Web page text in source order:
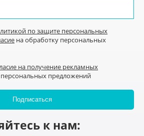
по защите персональных
на обработку персональных
на получение рекламных
предложений
к нам: